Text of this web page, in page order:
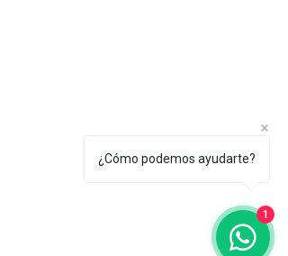
¿Cómo podemos ayudarte?
1